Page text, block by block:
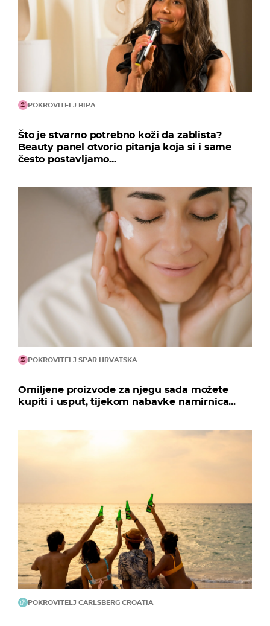
POKROVITELJ BIPA
Što je stvarno potrebno koži da zablista?
Beauty panel otvorio pitanja koja si i same
često postavljamo...
POKROVITELJ SPAR HRVATSKA
Omiljene proizvode za njegu sada možete
kupiti i usput, tijekom nabavke namirnica...
POKROVITELJ CARLSBERG CROATIA